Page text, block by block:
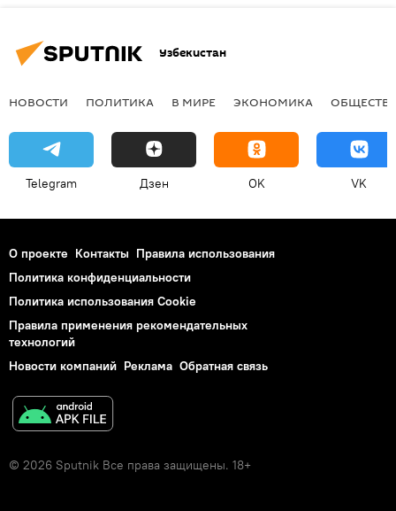
Узбекистан
НОВОСТИ ПОЛИТИКА В МИРЕ ЭКОНОМИКА
Telegram Дзен OK VK
О проекте Контакты Правила использования
Политика конфиденциальности
Политика использования Cookie
Правила применения рекомендательных
технологий
Новости компаний Реклама Обратная связь
© 2026 Sputnik Все права защищены. 18+